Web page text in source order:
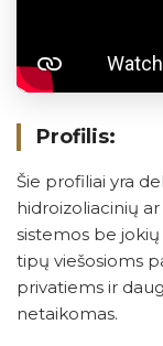
Profilis:
Šie profiliai yra
hidroizoliacinių ar
sistemos be
tipų viešosioms
privatiems ir
netaikomas.